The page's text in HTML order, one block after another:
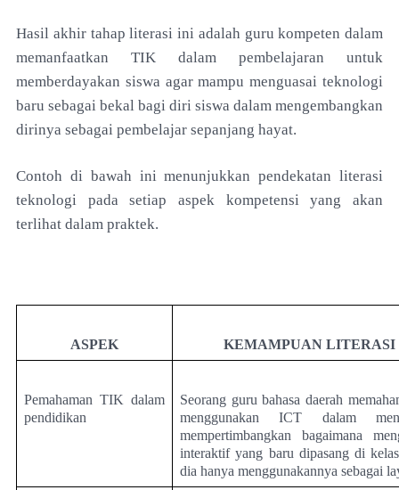
Hasil akhir tahap literasi ini adalah guru kompeten dalam
memanfaatkan TIK dalam pembelajaran untuk
memberdayakan siswa agar mampu menguasai teknologi
baru sebagai bekal bagi diri siswa dalam mengembangkan
dirinya sebagai pembelajar sepanjang hayat.
Contoh di bawah ini menunjukkan pendekatan literasi
teknologi pada setiap aspek kompetensi yang akan
terlihat dalam praktek.
ASPEK KEMAMPUAN LITERASI
Pemahaman TIK dalam
pendidikan
Seorang guru bahasa daerah
menggunakan ICT dalam
mempertimbangkan bagaimana
interaktif yang baru dipasang di
dia hanya menggunakannya sebagai